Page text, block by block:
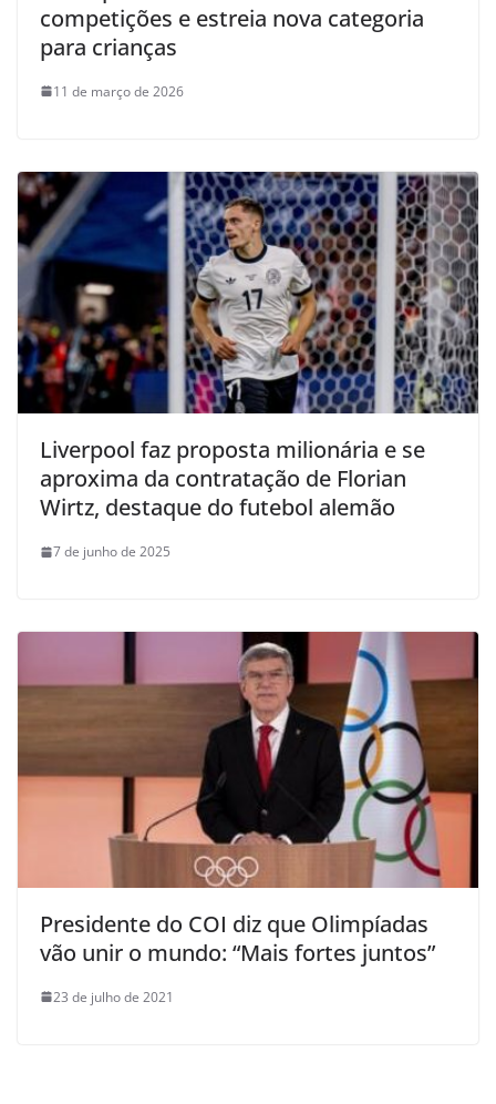
competições e estreia nova categoria
para crianças
11 de março de 2026
Liverpool faz proposta milionária e se
aproxima da contratação de Florian
Wirtz, destaque do futebol alemão
7 de junho de 2025
Presidente do COI diz que Olimpíadas
vão unir o mundo: “Mais fortes juntos”
23 de julho de 2021